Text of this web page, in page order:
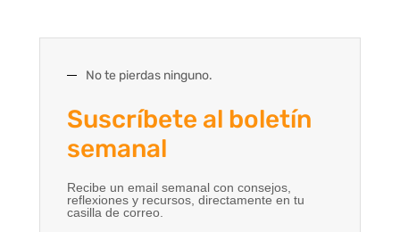
No te pierdas ninguno.
Suscríbete al boletín
semanal
Recibe un email semanal con consejos,
reflexiones y recursos, directamente en tu
casilla de correo.